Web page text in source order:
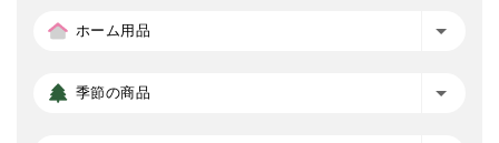
ホーム用品
季節の商品